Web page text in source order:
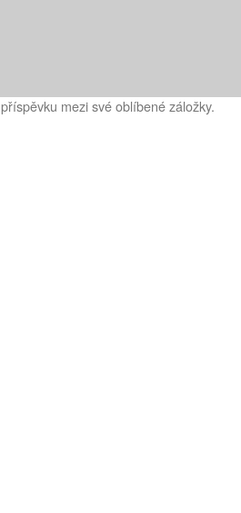
příspěvku mezi své oblíbené záložky.